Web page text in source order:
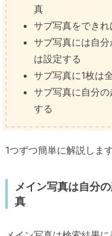
真
サブ写真をでき
サブ写真には自
は設定する
サブ写真に1枚は
サブ写真に自分
する
1つずつ簡単に解説します
メイン写真は自分
真